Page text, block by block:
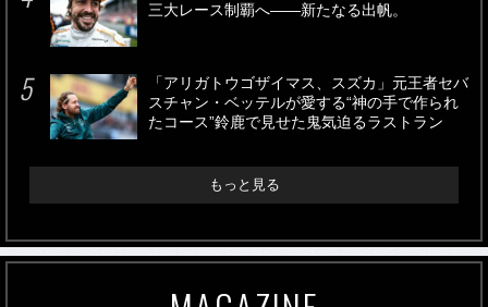
三大レース制覇へ――新たなる出帆。
「アリガトウゴザイマス、スズカ」元王者セバ
スチャン・ベッテルが愛する“神の手で作られ
たコース”鈴鹿で見せた鬼気迫るラストラン
もっと見る